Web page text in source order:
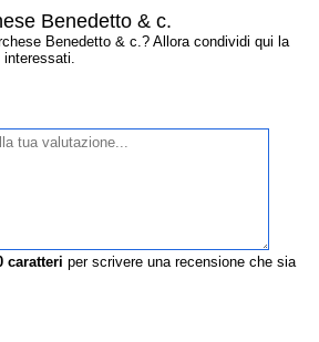
Benedetto & c.
Benedetto & c.? Allora condividi qui la
interessati.
caratteri per scrivere una recensione che sia